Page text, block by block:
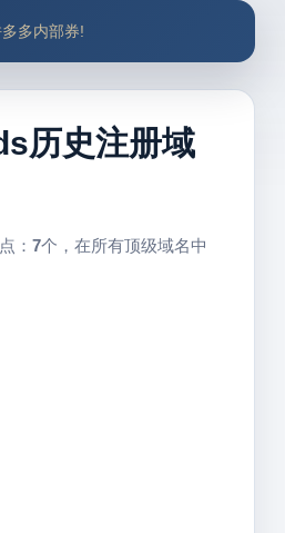
多内部券!
历史注册域
： 7个，在所有顶级域名中